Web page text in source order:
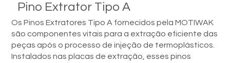
Pino Extrator Tipo A
Os Pinos Extratores Tipo A fornecidos pela MOTIWAK
são componentes vitais para a extração eficiente das
peças após o processo de injeção de termoplásticos.
Instalados nas placas de extração, esses pinos